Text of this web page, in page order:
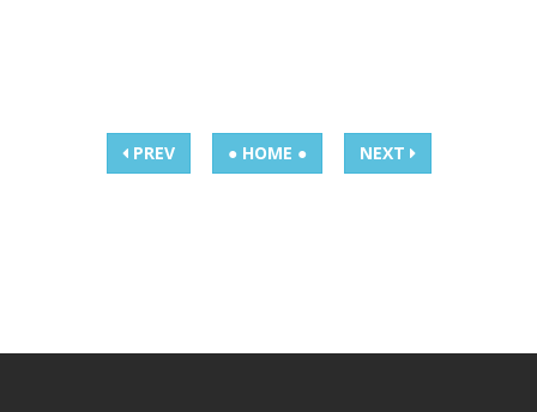
PREV ● HOME ● NEXT